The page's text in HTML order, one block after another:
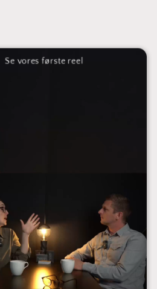
Se vores første reel